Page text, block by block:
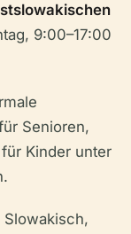
9:00–17:00
Senioren,
Kinder unter
Slowakisch,